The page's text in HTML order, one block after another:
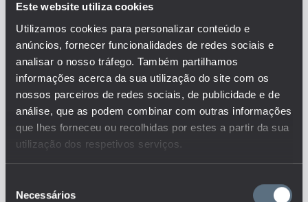
Este website utiliza cookies
Utilizamos cookies para personalizar conteúdo e
anúncios, fornecer funcionalidades de redes sociais e
analisar o nosso tráfego. Também partilhamos
informações acerca da sua utilização do site com os
nossos parceiros de redes sociais, de publicidade e de
análise, que as podem combinar com outras informações
que lhes forneceu ou recolhidas por estes a partir da sua
utilização dos respetivos serviços.
Necessários
aqueles que compõem o
agregado e que façam parte do
agregado. Este por sua vez tem
por base na sua composição o
número de membros adultos, a
sua idade e sexo, bem como as
crianças dependentes.
Considera-se ainda o
rendimento equivalente que tem
em conta a dimensão e a